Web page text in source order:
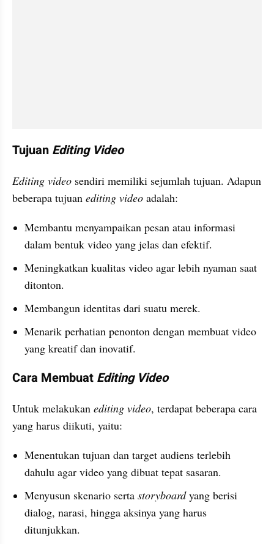
Tujuan Editing Video
Editing video sendiri memiliki sejumlah tujuan. Adapun
beberapa tujuan editing video adalah:
Membantu menyampaikan pesan atau informasi
dalam bentuk video yang jelas dan efektif.
Meningkatkan kualitas video agar lebih nyaman saat
ditonton.
Membangun identitas dari suatu merek.
Menarik perhatian penonton dengan membuat video
yang kreatif dan inovatif.
Cara Membuat Editing Video
Untuk melakukan editing video, terdapat beberapa cara
yang harus diikuti, yaitu:
Menentukan tujuan dan target audiens terlebih
dahulu agar video yang dibuat tepat sasaran.
Menyusun skenario serta storyboard yang berisi
dialog, narasi, hingga aksinya yang harus
ditunjukkan.